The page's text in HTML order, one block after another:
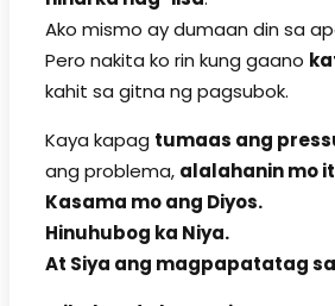
Ako mismo ay dumaan din sa
Pero nakita ko rin kung gaano
kahit sa gitna ng pagsubok.
Kaya kapag tumaas ang
ang problema, alalahanin mo
Kasama mo ang Diyos.
Hinuhubog ka Niya.
At Siya ang magpapatatag